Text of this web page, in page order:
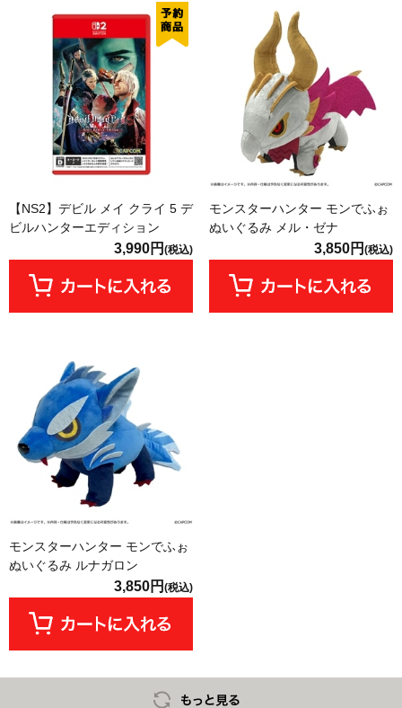
【NS2】デビル メイ クライ 5 デ
ビルハンターエディション
3,990円 (税込)
モンスターハンター モンでふぉ
ぬいぐるみ メル・ゼナ
3,850円 (税込)
モンスターハンター モンでふぉ
ぬいぐるみ ルナガロン
3,850円 (税込)